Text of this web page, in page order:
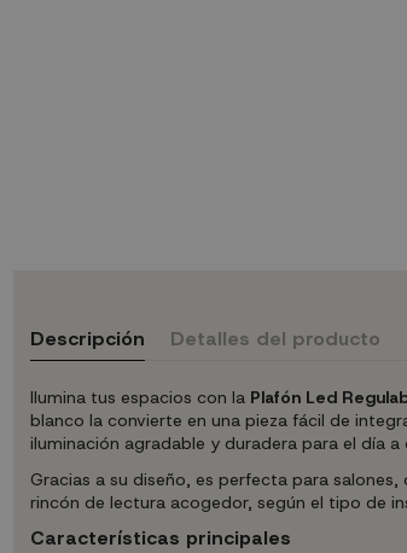
Descripción Detalles del producto
Ilumina tus espacios con la Plafón Led
blanco la convierte en una pieza fácil de
iluminación agradable y duradera para el día a
Gracias a su diseño, es perfecta para
rincón de lectura acogedor, según el tipo de
Características principales